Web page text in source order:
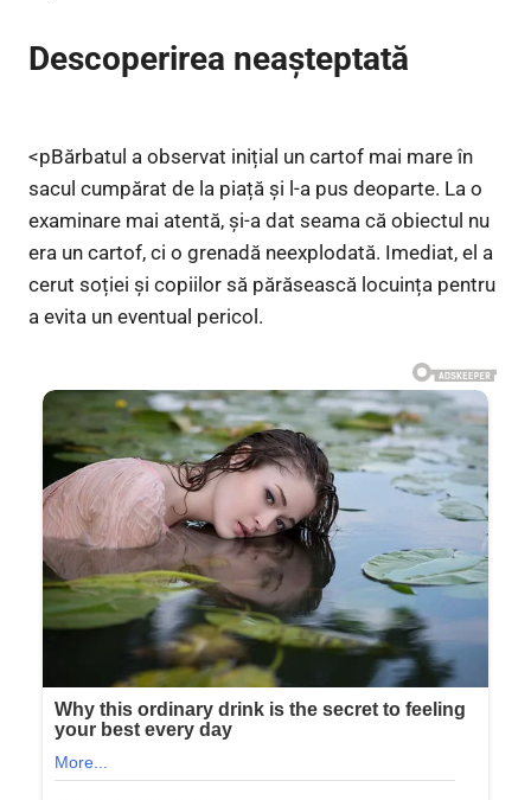
Descoperirea neașteptată
<pBărbatul a observat inițial un cartof mai mare în
sacul cumpărat de la piață și l-a pus deoparte. La o
examinare mai atentă, și-a dat seama că obiectul nu
era un cartof, ci o grenadă neexplodată. Imediat, el a
cerut soției și copiilor să părăsească locuința pentru
a evita un eventual pericol.